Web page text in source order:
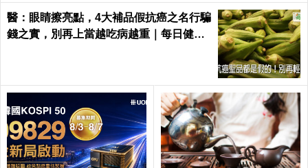
醫：眼睛擦亮點，4大補品假抗癌之名行騙
錢之實，別再上當越吃病越重｜每日健康